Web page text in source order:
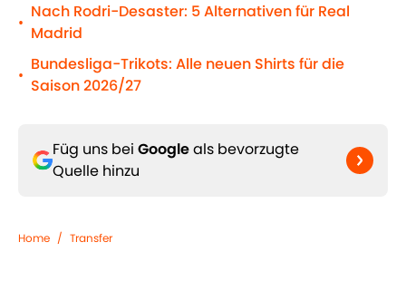
•
Nach Rodri-Desaster: 5 Alternativen für Real
Madrid
•
Bundesliga-Trikots: Alle neuen Shirts für die
Saison 2026/27
Füg uns bei Googleals bevorzugte
Quelle hinzu
Home / Transfer